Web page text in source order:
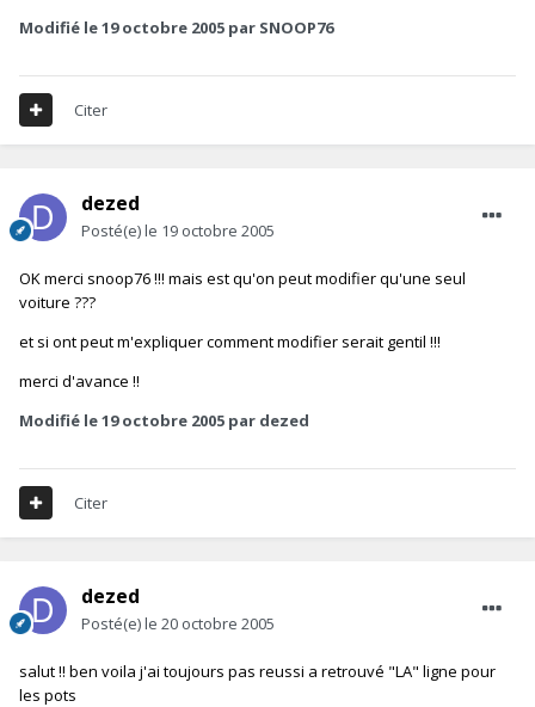
Modifié le 19 octobre 2005 par SNOOP76
Citer
dezed
Posté(e)le 19 octobre 2005
OK merci snoop76 !!! mais est qu'on peut modifier qu'une seul
voiture ???
et si ont peut m'expliquer comment modifier serait gentil !!!
merci d'avance !!
Modifié le 19 octobre 2005 par dezed
Citer
dezed
Posté(e)le 20 octobre 2005
salut !! ben voila j'ai toujours pas reussi a retrouvé "LA" ligne pour
les pots